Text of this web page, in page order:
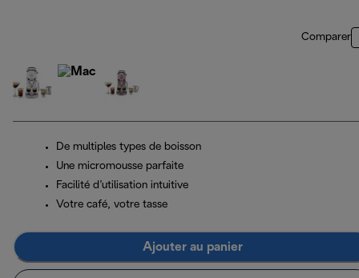
Comparer
De multiples types de boisson
Une micromousse parfaite
Facilité d’utilisation intuitive
Votre café, votre tasse
Ajouter au panier